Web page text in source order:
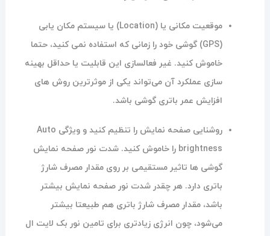
موقعیت مکانی یا (Location) یا سیستم مکان یابی
(GPS) گوشی خود را زمانی که استفاده نمی کنید، حتما
خاموش کنید. غیر فعالسازی این قابلیت یا حداقل بهینه
سازی عملکرد آن می‌تواند یکی از موثرترین روش های
افزایش عمر باتری گوشی باشد.
روشنایی صفحه نمایش را تنظیم کنید و ویژگی Auto
brightness را خاموش کنید. شدت نور صفحه نمایش
گوشی ها تاثیر مستقیمی بر روی مقدار مصرف شارژ
باتری دارد. هر چقدر شدت نور صفحه نمایش بیشتر
باشد، مقدار مصرف شارژ باتری هم طبیعتا بیشتر
می‌شود، چون انرژی زیادتری برای تامین نور بک لایت ال